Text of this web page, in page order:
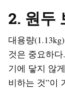
2. 원두
대용량
것은 중요하
기에 닿지 않
비하는 것”이